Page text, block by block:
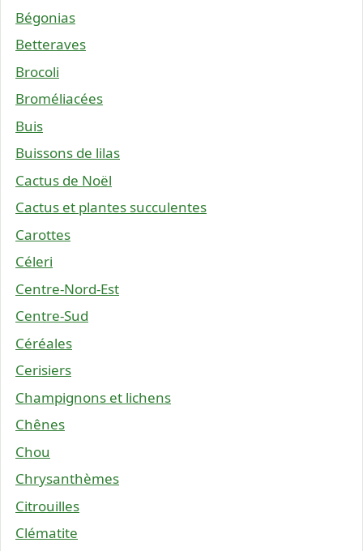
Bégonias
Betteraves
Brocoli
Broméliacées
Buis
Buissons de lilas
Cactus de Noël
Cactus et plantes succulentes
Carottes
Céleri
Centre-Nord-Est
Centre-Sud
Céréales
Cerisiers
Champignons et lichens
Chênes
Chou
Chrysanthèmes
Citrouilles
Clématite